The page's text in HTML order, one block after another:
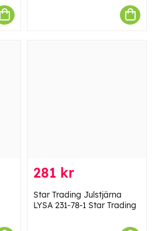
281 kr
Star Trading Julstjärna
LYSA 231-78-1 Star Trading